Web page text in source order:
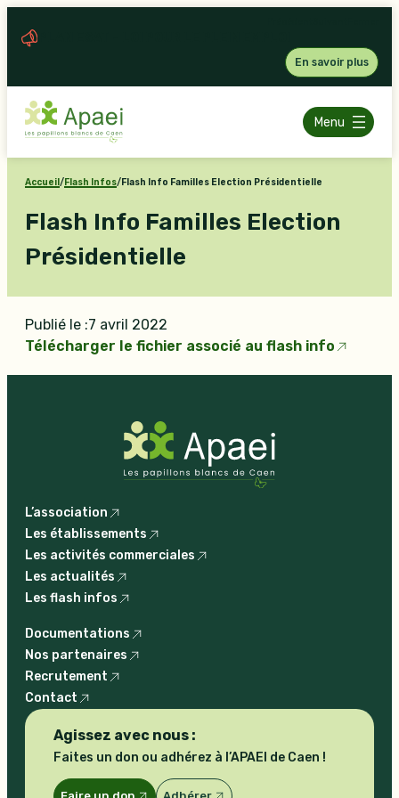
au
En savoir plus
Menu
Accueil / Flash Infos/ Flash Info Familles Election Présidentielle
Flash Info Familles Election
Présidentielle
Publié le :7 avril 2022
Télécharger le fichier associé au flash info
L’association
Les établissements
Les activités commerciales
Les actualités
Les flash infos
Documentations
Nos partenaires
Recrutement
Contact
Agissez avec nous :
Faites un don ou adhérez à l’APAEI de Caen !